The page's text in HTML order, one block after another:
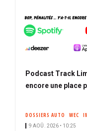
Podcast Track
encore une place
DOSSIERS AUTO WEC
9 AOÛ. 2026 • 10:25